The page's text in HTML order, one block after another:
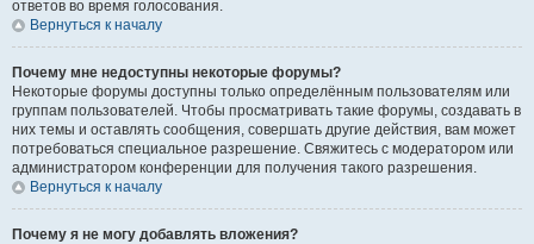
ответов во время голосования.
Вернуться к началу
Почему мне недоступны некоторые форумы?
Некоторые форумы доступны только определённым пользователям или
группам пользователей. Чтобы просматривать такие форумы, создавать в
них темы и оставлять сообщения, совершать другие действия, вам может
потребоваться специальное разрешение. Свяжитесь с модератором или
администратором конференции для получения такого разрешения.
Вернуться к началу
Почему я не могу добавлять вложения?